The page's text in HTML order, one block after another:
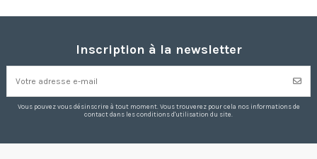
Inscription à la newsletter
Vous pouvez vous désinscrire à tout moment. Vous trouverez pour cela nos informations de
contact dans les conditions d'utilisation du site.